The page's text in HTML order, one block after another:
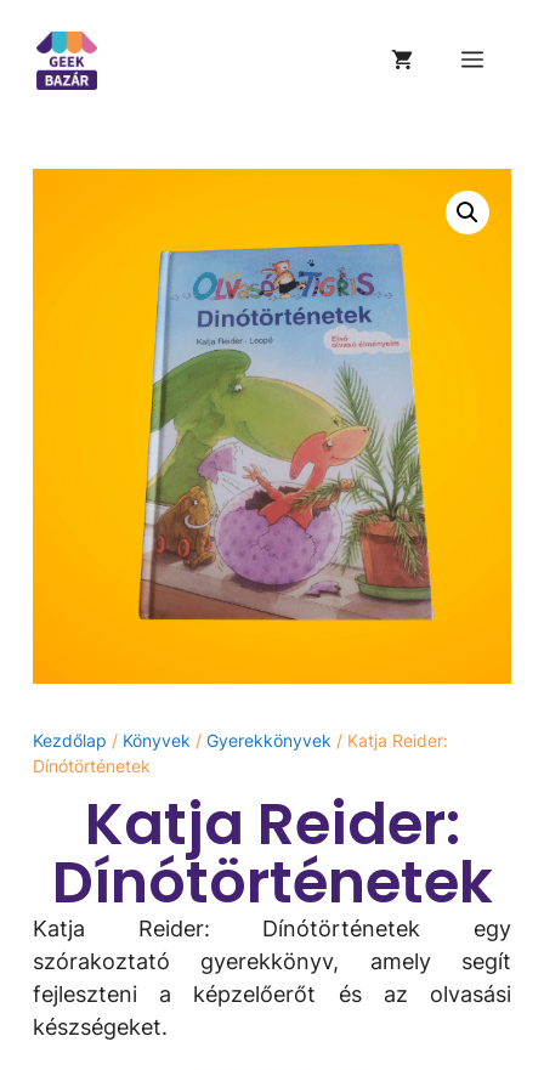
Kezdőlap / Könyvek / Gyerekkönyvek / Katja Reider:
Dínótörténetek
Katja Reider:
Dínótörténetek
Katja Reider: Dínótörténetek egy
szórakoztató gyerekkönyv, amely segít
fejleszteni a képzelőerőt és az olvasási
készségeket.